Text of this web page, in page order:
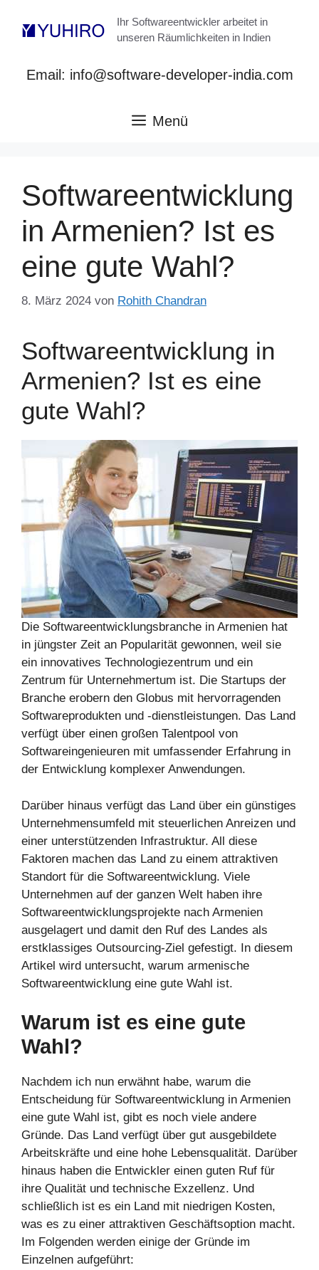
Inhalt
Ihr Softwareentwickler arbeitet in
unseren Räumlichkeiten in Indien
Email: info@software-developer-india.com
Menü
Softwareentwicklung
in Armenien? Ist es
eine gute Wahl?
8. März 2024 von Rohith Chandran
Softwareentwicklung in
Armenien? Ist es eine
gute Wahl?
Die Softwareentwicklungsbranche in Armenien hat
in jüngster Zeit an Popularität gewonnen, weil sie
ein innovatives Technologiezentrum und ein
Zentrum für Unternehmertum ist. Die Startups der
Branche erobern den Globus mit hervorragenden
Softwareprodukten und -dienstleistungen. Das Land
verfügt über einen großen Talentpool von
Softwareingenieuren mit umfassender Erfahrung in
der Entwicklung komplexer Anwendungen.
Darüber hinaus verfügt das Land über ein günstiges
Unternehmensumfeld mit steuerlichen Anreizen und
einer unterstützenden Infrastruktur. All diese
Faktoren machen das Land zu einem attraktiven
Standort für die Softwareentwicklung. Viele
Unternehmen auf der ganzen Welt haben ihre
Softwareentwicklungsprojekte nach Armenien
ausgelagert und damit den Ruf des Landes als
erstklassiges Outsourcing-Ziel gefestigt. In diesem
Artikel wird untersucht, warum armenische
Softwareentwicklung eine gute Wahl ist.
Warum ist es eine gute
Wahl?
Nachdem ich nun erwähnt habe, warum die
Entscheidung für Softwareentwicklung in Armenien
eine gute Wahl ist, gibt es noch viele andere
Gründe. Das Land verfügt über gut ausgebildete
Arbeitskräfte und eine hohe Lebensqualität. Darüber
hinaus haben die Entwickler einen guten Ruf für
ihre Qualität und technische Exzellenz. Und
schließlich ist es ein Land mit niedrigen Kosten,
was es zu einer attraktiven Geschäftsoption macht.
Im Folgenden werden einige der Gründe im
Einzelnen aufgeführt: